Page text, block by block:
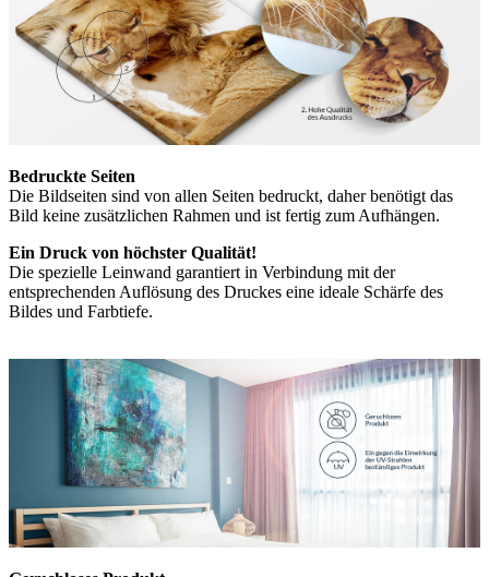
Bedruckte Seiten
Die Bildseiten sind von allen Seiten bedruckt, daher benötigt das
Bild keine zusätzlichen Rahmen und ist fertig zum Aufhängen.
Ein Druck von höchster Qualität!
Die spezielle Leinwand garantiert in Verbindung mit der
entsprechenden Auflösung des Druckes eine ideale Schärfe des
Bildes und Farbtiefe.